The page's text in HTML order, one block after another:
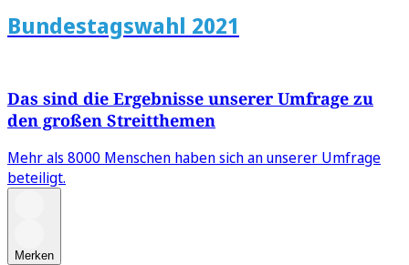
Bundestagswahl 2021
Das sind die Ergebnisse unserer Umfrage zu
den großen Streitthemen
Mehr als 8000 Menschen haben sich an unserer Umfrage
beteiligt.
Merken